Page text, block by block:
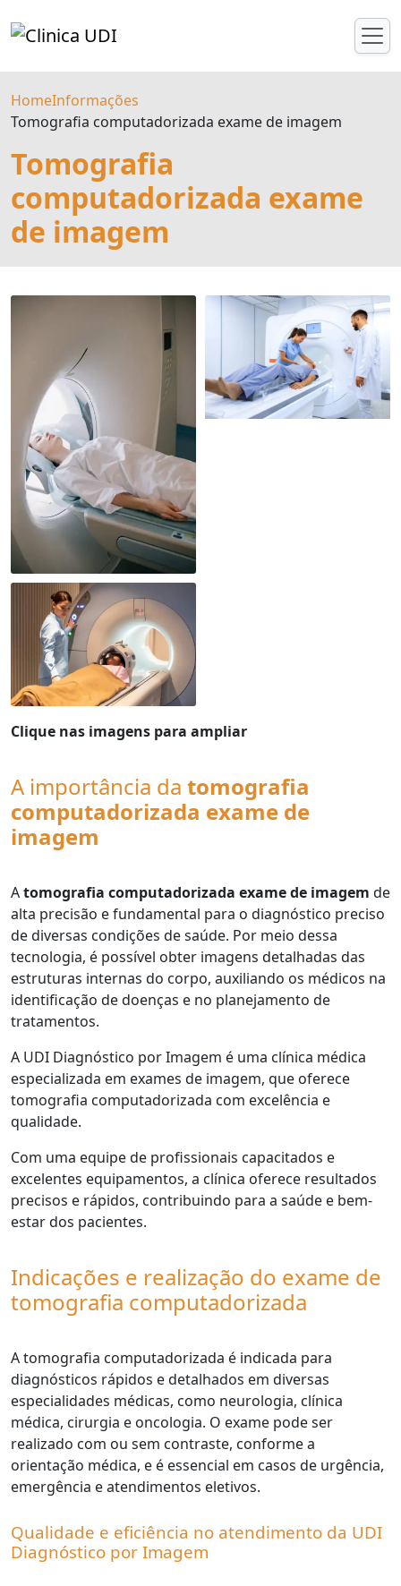
HomeInformações
Tomografia computadorizada exame de imagem
Tomografia
computadorizada exame
de imagem
Clique nas imagens para ampliar
A importância da tomografia
computadorizada exame de
imagem
Atomografia computadorizada exame de imagem de
alta precisão e fundamental para o diagnóstico preciso
de diversas condições de saúde. Por meio dessa
tecnologia, é possível obter imagens detalhadas das
estruturas internas do corpo, auxiliando os médicos na
identificação de doenças e no planejamento de
tratamentos.
A UDI Diagnóstico por Imagem é uma clínica médica
especializada em exames de imagem, que oferece
tomografia computadorizada com excelência e
qualidade.
Com uma equipe de profissionais capacitados e
excelentes equipamentos, a clínica oferece resultados
precisos e rápidos, contribuindo para a saúde e bem-
estar dos pacientes.
Indicações e realização do exame de
tomografia computadorizada
A tomografia computadorizada é indicada para
diagnósticos rápidos e detalhados em diversas
especialidades médicas, como neurologia, clínica
médica, cirurgia e oncologia. O exame pode ser
realizado com ou sem contraste, conforme a
orientação médica, e é essencial em casos de urgência,
emergência e atendimentos eletivos.
Qualidade e eficiência no atendimento da UDI
Diagnóstico por Imagem